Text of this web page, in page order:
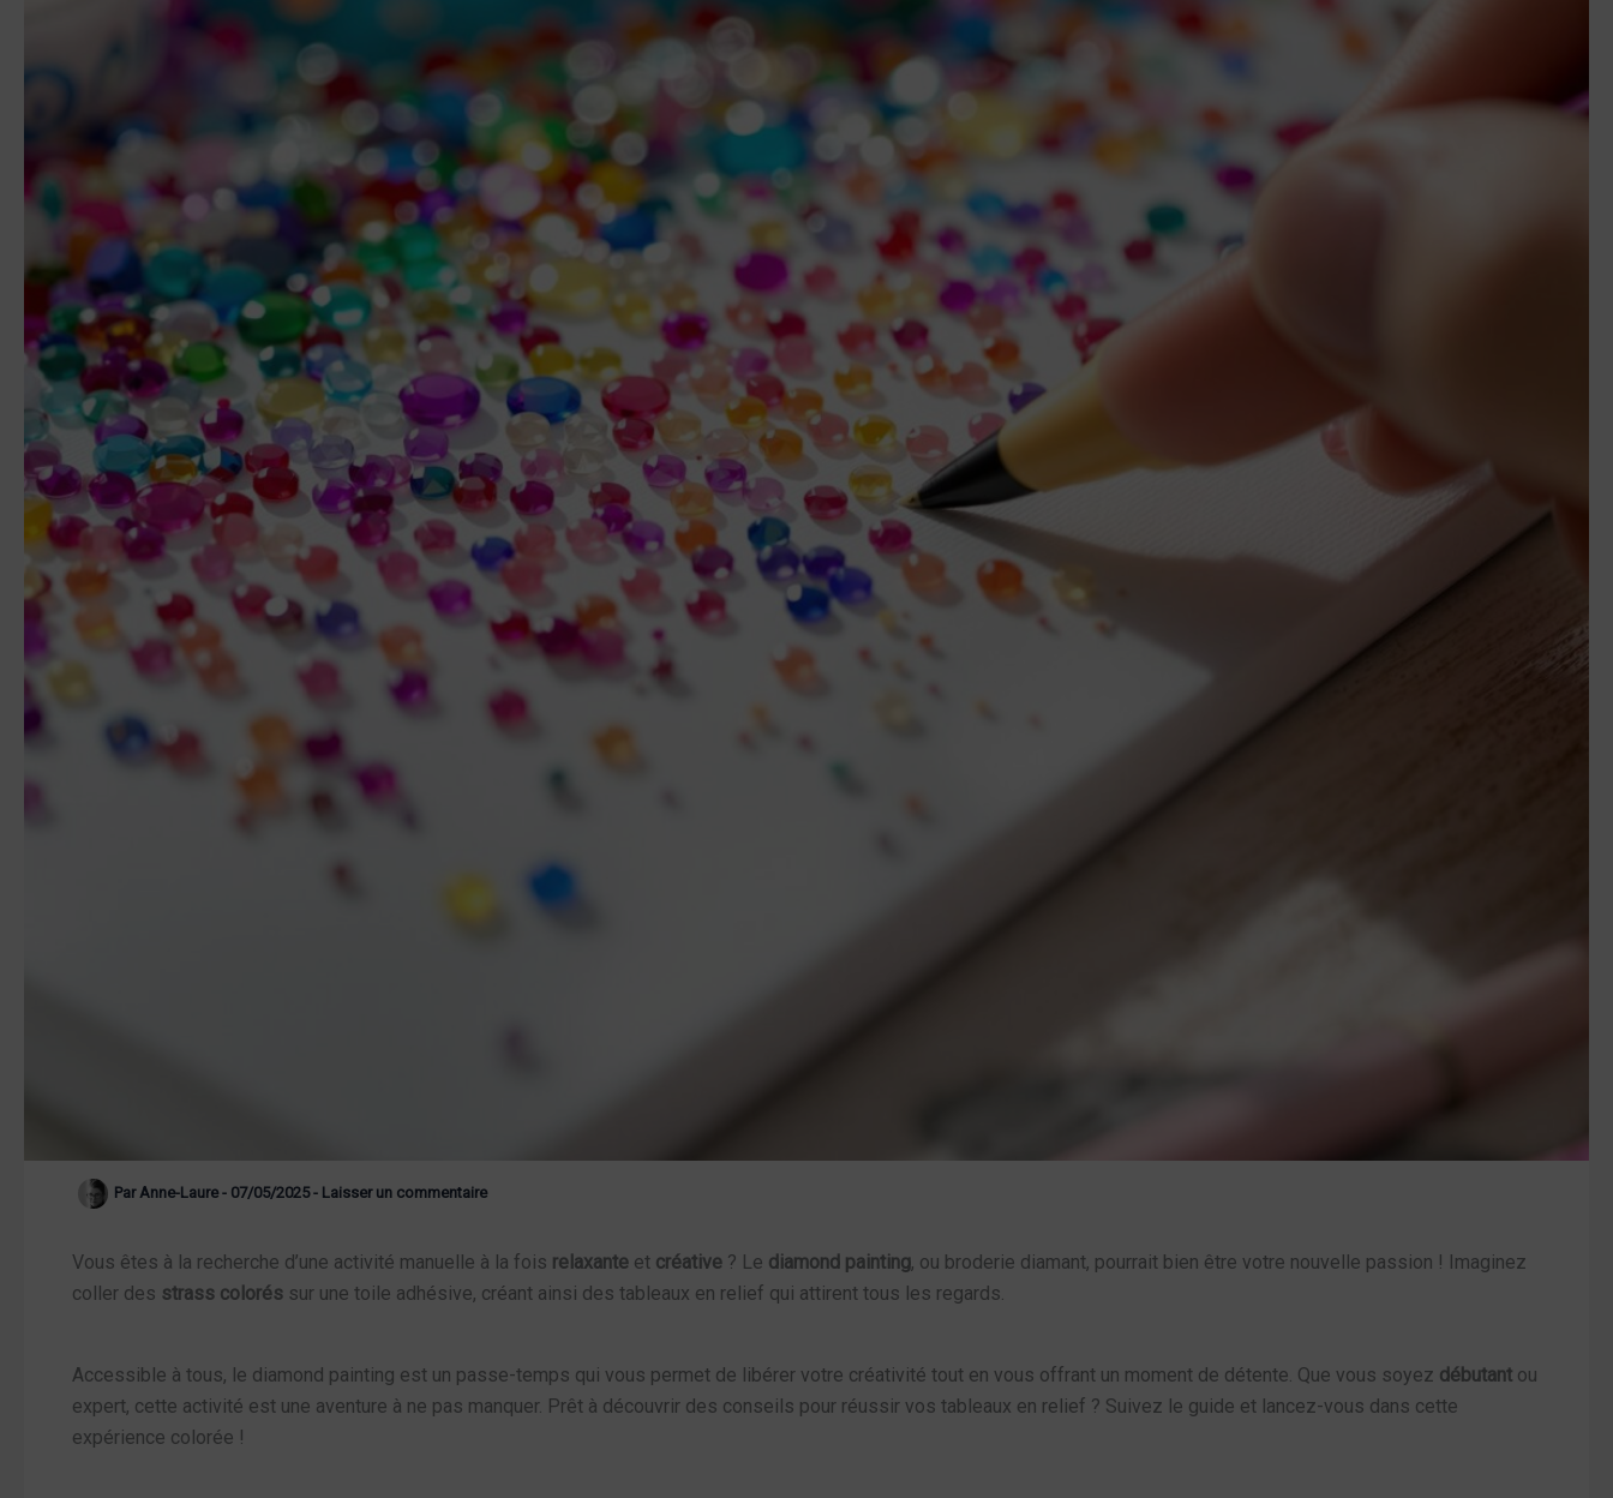
Par Anne-Laure- 07/05/2025- Laisser un commentaire
Vous êtes à la recherche d’une activité manuelle à la fois relaxante et créative ? Le diamond painting, ou broderie diamant, pourrait bien être votre nouvelle passion ! Imaginez
coller des strass colorés sur une toile adhésive, créant ainsi des tableaux en relief qui attirent tous les regards.
Accessible à tous, le diamond painting est un passe-temps qui vous permet de libérer votre créativité tout en vous offrant un moment de détente. Que vous soyez débutant ou
expert, cette activité est une aventure à ne pas manquer. Prêt à découvrir des conseils pour réussir vos tableaux en relief ? Suivez le guide et lancez-vous dans cette
expérience colorée !